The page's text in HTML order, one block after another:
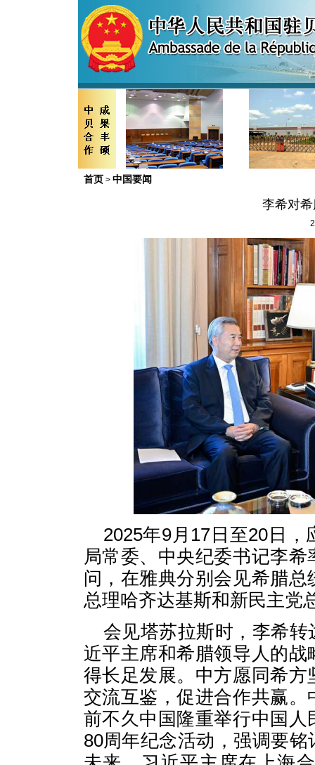
首页 > 中国要闻
李希对
2025年9月17日至20日
局常委、中央纪委书记李
问，在雅典分别会见希腊
总理哈齐达基斯和新民主党
会见塔苏拉斯时，李希
近平主席和希腊领导人的
得长足发展。中方愿同希
交流互鉴，促进合作共赢
前不久中国隆重举行中国
80周年纪念活动，强调要